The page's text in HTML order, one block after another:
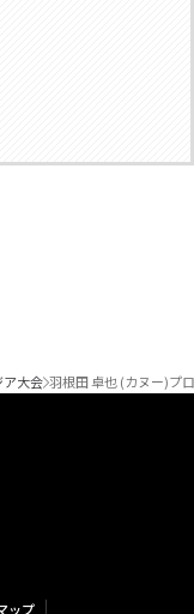
ア大会 羽根田 卓也 (カヌー)プ
ップ